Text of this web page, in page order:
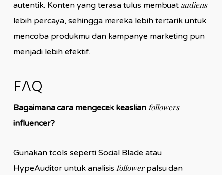
autentik. Konten yang terasa tulus membuat audiens
lebih percaya, sehingga mereka lebih tertarik untuk
mencoba produkmu dan kampanye marketing pun
menjadi lebih efektif.
FAQ
Bagaimana cara mengecek keaslian followers
influencer?
Gunakan tools seperti Social Blade atau
HypeAuditor untuk analisis follower palsu dan